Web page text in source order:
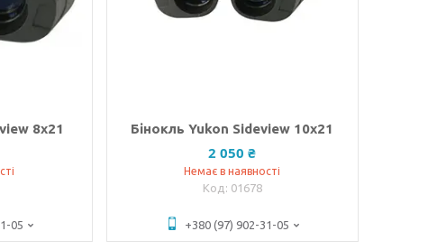
8x21
05
Бінокль Yukon Sideview 10x21
2 050 ₴
Немає в наявності
01678
+380 (97) 902-31-05